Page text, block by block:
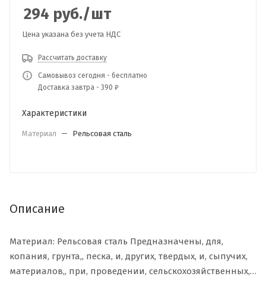
294 руб./шт
Цена указана без учета НДС
Рассчитать доставку
Самовывоз сегодня - бесплатно
Доставка завтра - 390 ₽
Характеристики
Материал — Рельсовая сталь
Описание
Материал: Рельсовая сталь Предназначены, для,
копания, грунта,, песка, и, других, твердых, и, сыпучих,
материалов,, при, проведении, сельскохозяйственных,